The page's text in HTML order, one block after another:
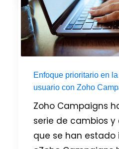
Enfoque prioritario en
usuario con Zoho
Zoho Campaigns
serie de cambios
que se han